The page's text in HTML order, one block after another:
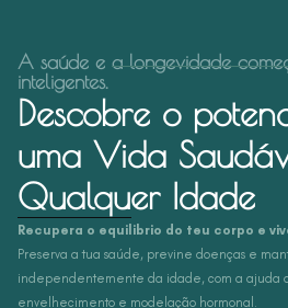
A saúde e a longevidade
inteligentes.
Descobre o
uma Vida
Qualquer Idade
Recupera o equilibrio do teu corpo e
Preserva a tua saúde, previne doenças e
independentemente da idade, com a ajuda
envelhecimento e modelação hormonal.